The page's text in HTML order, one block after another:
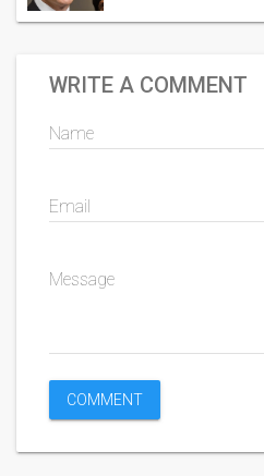
WRITE A COMMENT
Name
Email
Message